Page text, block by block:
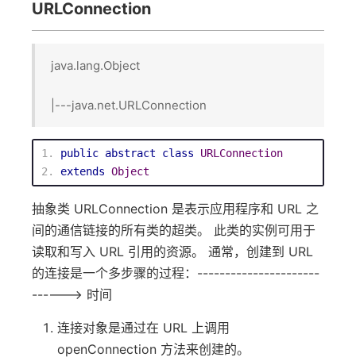
URLConnection
java.lang.Object
|---java.net.URLConnection
public abstract class
URLConnection
extends Object
抽象类 URLConnection 是表示应用程序和 URL 之
间的通信链接的所有类的超类。 此类的实例可用于
读取和写入 URL 引用的资源。 通常，创建到 URL
的连接是一个多步骤的过程：----------------------
------> 时间
连接对象是通过在 URL 上调用
openConnection 方法来创建的。